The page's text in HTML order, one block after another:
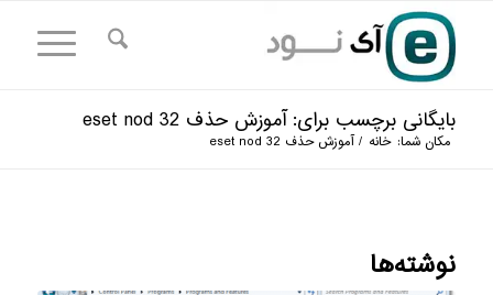
بایگانی برچسب برای: آموزش حذف eset nod 32
مکان شما: خانه / آموزش حذف eset nod 32
نوشته‌ها